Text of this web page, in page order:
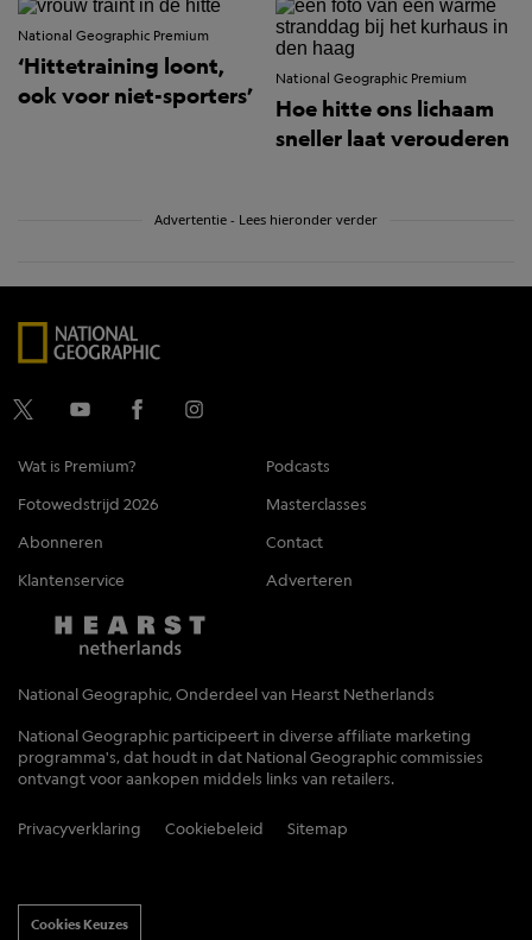
National Geographic Premium
‘Hittetraining loont,
ook voor niet-sporters’
National Geographic Premium
Hoe hitte ons lichaam
sneller laat verouderen
Advertentie - Lees hieronder verder
Wat is Premium?
Podcasts
Fotowedstrijd 2026
Masterclasses
Abonneren
Contact
Klantenservice
Adverteren
National Geographic, Onderdeel van Hearst Netherlands
National Geographic participeert in diverse affiliate marketing
programma's, dat houdt in dat National Geographic commissies
ontvangt voor aankopen middels links van retailers.
Privacyverklaring Cookiebeleid Sitemap
Cookies Keuzes